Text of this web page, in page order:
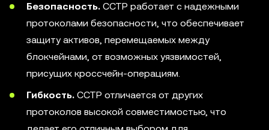
Безопасность. CCTP работает с надежными
протоколами безопасности, что обеспечивает
защиту активов, перемещаемых между
блокчейнами, от возможных уязвимостей,
присущих кроссчейн-операциям.
Гибкость. CCTP отличается от других
протоколов высокой совместимостью, что